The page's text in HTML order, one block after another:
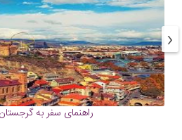
راهنمای سفر به
‹